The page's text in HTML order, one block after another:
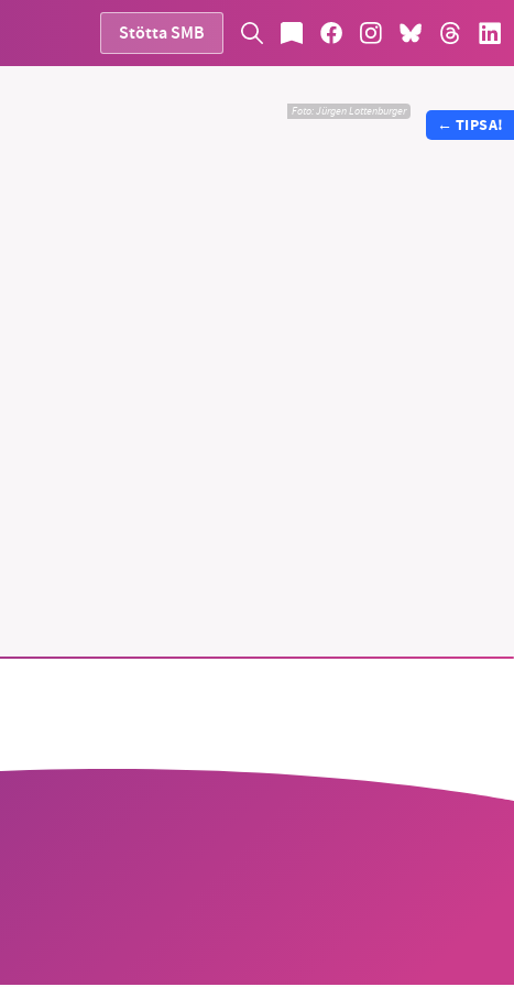
Stötta SMB
Foto:Jürgen Lottenburger
← TIPSA!